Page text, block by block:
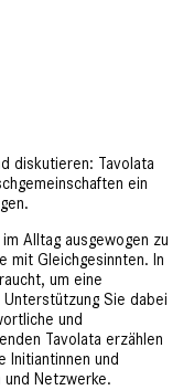
diskutieren: Tavolata
ein
Alltag ausgewogen zu
mit Gleichgesinnten. In
um eine
Sie dabei
und
Tavolata erzählen
Initiantinnen und
und Netzwerke.